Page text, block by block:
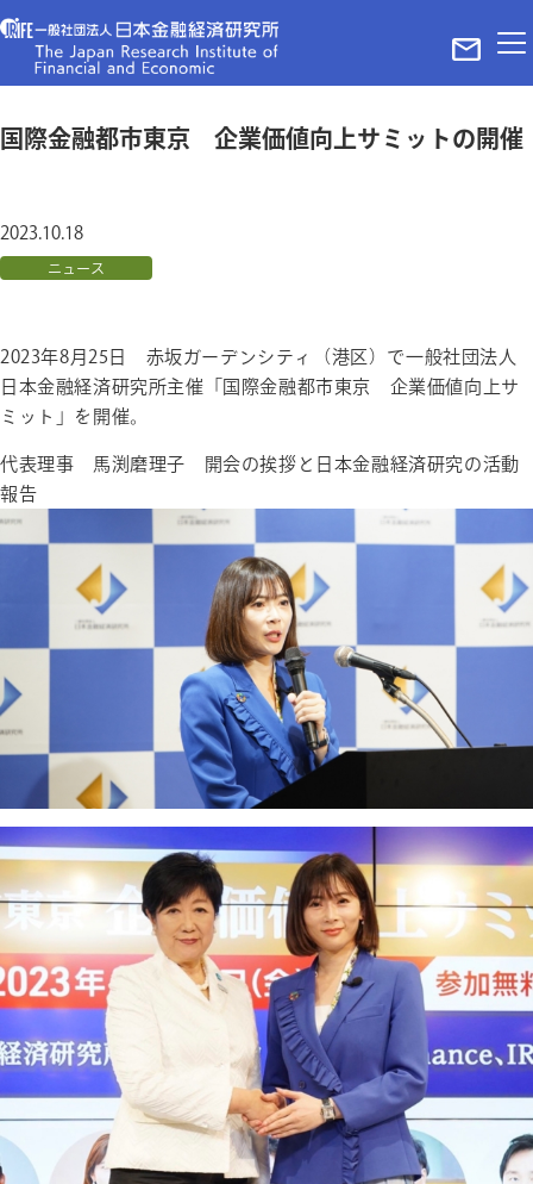
ホーム
組織概要
国際金融都市東京 企業価値向上サミットの開催
2023.10.18
ニュース
2023年8月25日 赤坂ガーデンシティ（港区）で一般社団法人
日本金融経済研究所主催「国際金融都市東京 企業価値向上サ
ミット」を開催。
代表理事 馬渕磨理子 開会の挨拶と日本金融経済研究の活動
報告